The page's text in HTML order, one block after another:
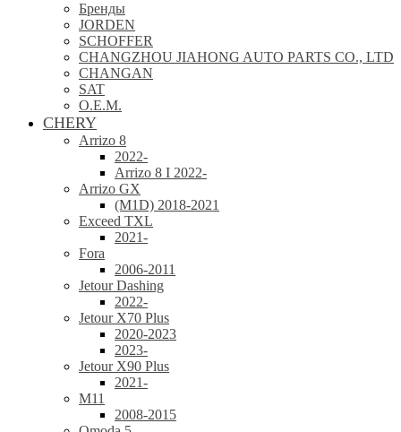
Бренды
JORDEN
SCHOFFER
CHANGZHOU JIAHONG AUTO PARTS CO., LTD
CHANGAN
SAT
O.E.M.
CHERY
Arrizo 8
2022-
Arrizo 8 I 2022-
Arrizo GX
(M1D) 2018-2021
Exceed TXL
2021-
Fora
2006-2011
Jetour Dashing
2022-
Jetour X70 Plus
2020-2023
2023-
Jetour X90 Plus
2021-
M11
2008-2015